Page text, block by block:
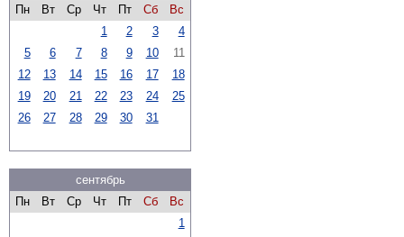
Пн
Вт Ср Чт Пт Сб
Вс
1
2 3
4
5
6 7 8 9 10
11
12
13 14 15 16 17
18
19
20 21 22 23 24
25
26
27 28 29 30 31
сентябрь
Пн
Вт Ср Чт Пт Сб
Вс
1